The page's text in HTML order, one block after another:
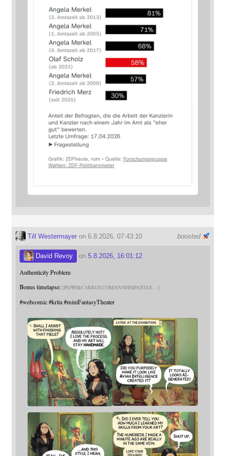
boosted
Till Westermayeron 6.8.2026, 07:43:10
David Revoy on 5.8.2026, 16:01:12
Authenticity Problem
Bonus timelapse: PEPPERCARROT.COM/EN/MINIFANTAS
#webcomic #krita #miniFantasyTheater